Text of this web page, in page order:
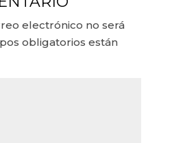
electrónico no será
obligatorios están